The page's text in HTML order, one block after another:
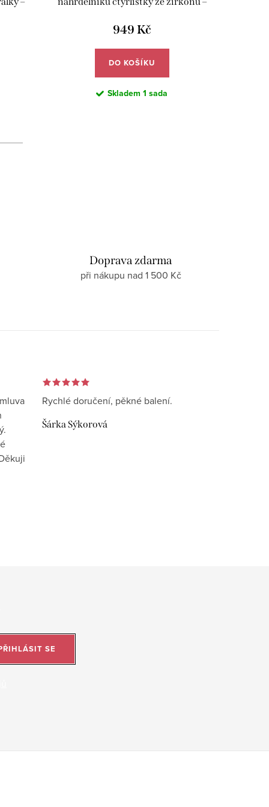
949 Kč
DO KOŠÍKU
Skladem 1 sada
Doprava zdarma
při nákupu nad 1 500 Kč
Rychlé doručení, pěkné balení.
Šárka Sýkorová
SE